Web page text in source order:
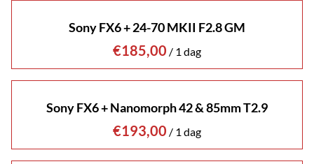
Sony FX6 + 24-70 MKII F2.8 GM
/
Sony FX6 + Nanomorph 42 & 85mm T2.9
/